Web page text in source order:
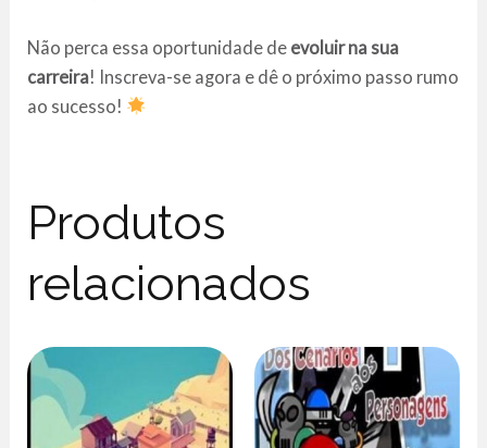
Não perca essa oportunidade de evoluir na sua
carreira! Inscreva-se agora e dê o próximo passo rumo
ao sucesso!
Produtos
relacionados